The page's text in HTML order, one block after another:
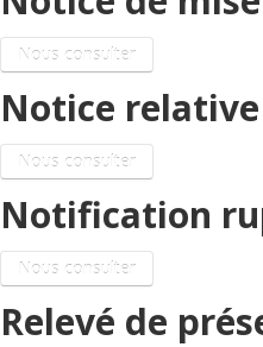
Nous consulter
Notice
Nous consulter
Notification
Nous consulter
Relevé de